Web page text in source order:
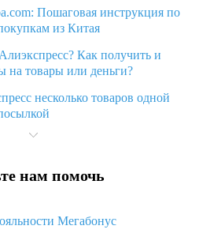
Пошаговая инструкция по
из Китая
Как получить и
на товары или деньги?
несколько товаров одной
закрыт» на Алиэкспресс и что
просит ввести паспортные
посылка с Алиэкспресс
нам помочь
Мегабонус